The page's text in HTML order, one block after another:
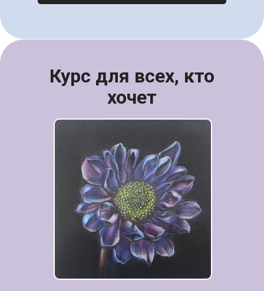
работ
Курс для всех, кто
хочет